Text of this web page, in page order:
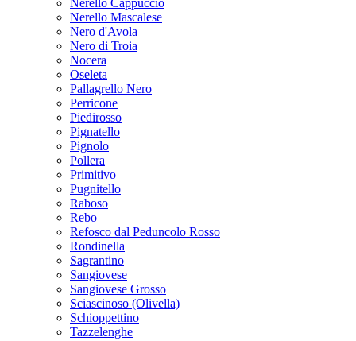
Negroamaro
Nerello Cappuccio
Nerello Mascalese
Nero d'Avola
Nero di Troia
Nocera
Oseleta
Pallagrello Nero
Perricone
Piedirosso
Pignatello
Pignolo
Pollera
Primitivo
Pugnitello
Raboso
Rebo
Refosco dal Peduncolo Rosso
Rondinella
Sagrantino
Sangiovese
Sangiovese Grosso
Sciascinoso (Olivella)
Schioppettino